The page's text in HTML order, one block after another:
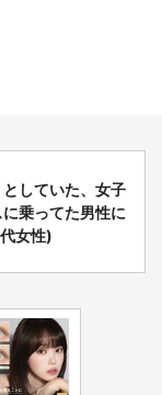
していた、女子
乗ってた男性に
女性)